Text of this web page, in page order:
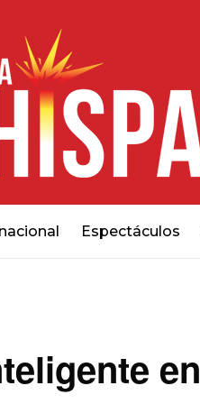
Espectáculos
en